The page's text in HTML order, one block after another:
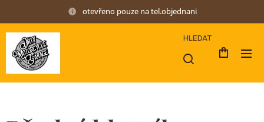
otevřeno pouze na tel.objednani
HLEDAT